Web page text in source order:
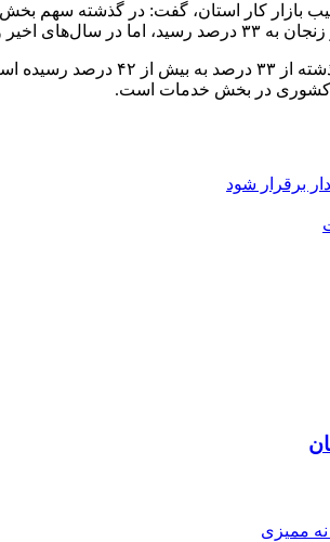
بازار کار استان، گفت: در گذشته سهم
وی با بیان اینکه سهم
کشوری در بخش خدمات است.
برقرار شود
ممیزی